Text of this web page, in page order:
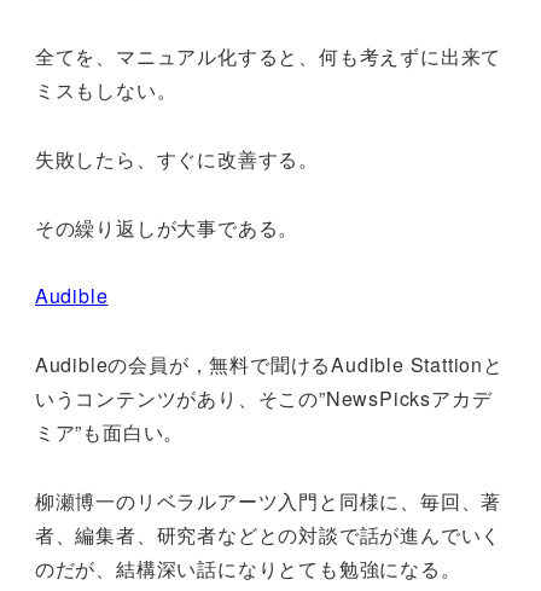
全てを、マニュアル化すると、何も考えずに出来て
ミスもしない。
失敗したら、すぐに改善する。
その繰り返しが大事である。
Audible
Audibleの会員が，無料で聞けるAudible Stattionと
いうコンテンツがあり、そこの”NewsPicksアカデ
ミア”も面白い。
柳瀬博一のリベラルアーツ入門と同様に、毎回、著
者、編集者、研究者などとの対談で話が進んでいく
のだが、結構深い話になりとても勉強になる。